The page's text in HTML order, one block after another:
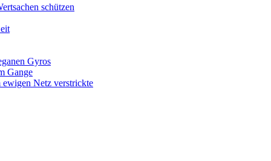
schützen
Gyros
Gange
Netz verstrickte